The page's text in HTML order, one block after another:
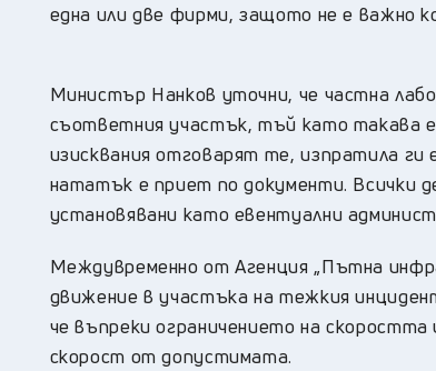
една или две фирми, защото не е важно
Министър Нанков уточни, че частна
съответния участък, тъй като такава е
изисквания отговарят те, изпратила
нататък е приет по документи. Всички
установявани като евентуални
Междувременно от Агенция „Пътна
движение в участъка на тежкия
че въпреки ограничението на
скорост от допустимата.